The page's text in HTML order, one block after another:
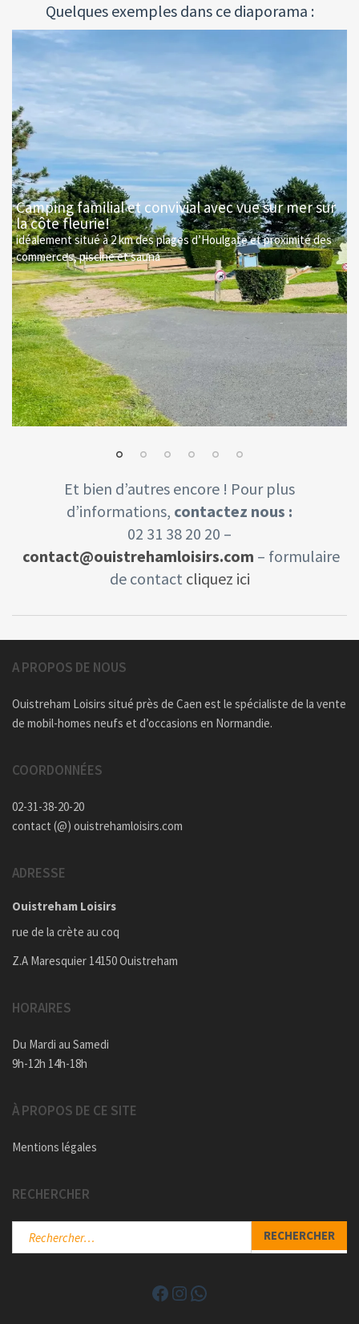
Quelques exemples dans ce diaporama :
Camping familial et convivial avec vue sur mer sur
la côte fleurie!
idéalement situé à 2 km des plages d’Houlgate et proximité des
commerces, piscine et sauna
Et bien d’autres encore ! Pour plus
d’informations, contactez nous :
02 31 38 20 20 –
contact@ouistrehamloisirs.com – formulaire
de contact cliquez ici
A PROPOS DE NOUS
Ouistreham Loisirs situé près de Caen est le spécialiste de la vente
de mobil-homes neufs et d’occasions en Normandie.
COORDONNÉES
02-31-38-20-20
contact (@) ouistrehamloisirs.com
ADRESSE
Ouistreham Loisirs
rue de la crète au coq
Z.A Maresquier 14150 Ouistreham
HORAIRES
Du Mardi au Samedi
9h-12h 14h-18h
À PROPOS DE CE SITE
Mentions légales
RECHERCHER
Rechercher :
Facebook
Instagram
WhatsApp